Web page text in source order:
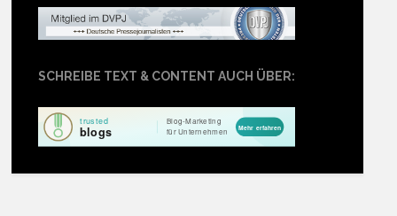
SCHREIBE TEXT & CONTENT AUCH ÜBER: